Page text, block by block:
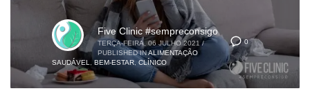
0
Five Clinic #sempreconsigo
TERÇA-FEIRA, 06 JULHO 2021 /
PUBLISHED INALIMENTAÇÃO
SAUDÁVEL
,BEM-ESTAR CLÍNICO